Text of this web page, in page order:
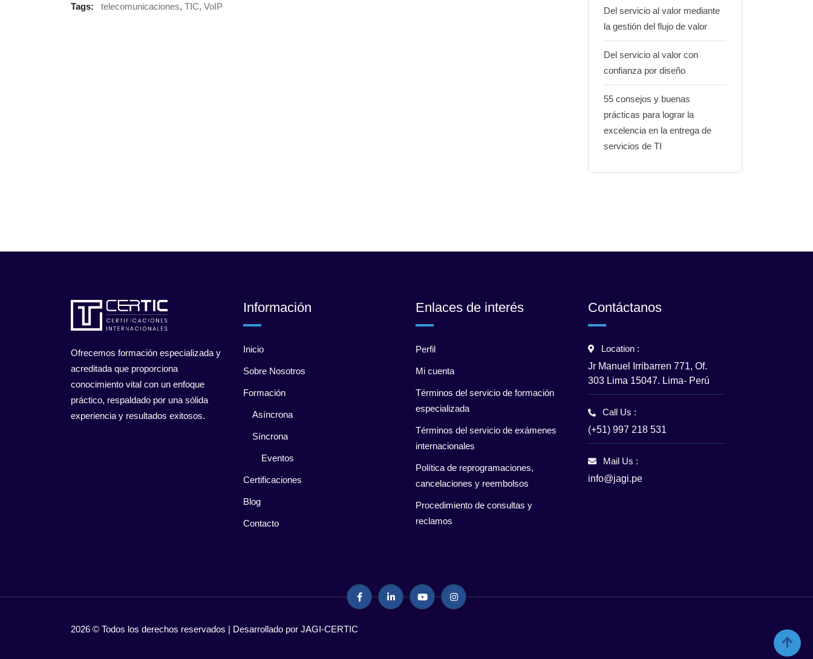
Tags: telecomunicaciones, TIC, VoIP
Del servicio al valor mediante
la gestión del flujo de valor
Del servicio al valor con
confianza por diseño
55 consejos y buenas
prácticas para lograr la
excelencia en la entrega de
servicios de TI
Ofrecemos formación especializada y
acreditada que proporciona
conocimiento vital con un enfoque
práctico, respaldado por una sólida
experiencia y resultados exitosos.
Información
Inicio
Sobre Nosotros
Formación
Asíncrona
Síncrona
Eventos
Certificaciones
Blog
Contacto
Enlaces de interés
Perfil
Mi cuenta
Términos del servicio de formación
especializada
Términos del servicio de exámenes
internacionales
Política de reprogramaciones,
cancelaciones y reembolsos
Procedimiento de consultas y
reclamos
Contáctanos
Location :
Jr Manuel Irribarren 771, Of.
303 Lima 15047. Lima- Perú
Call Us :
(+51) 997 218 531
Mail Us :
info@jagi.pe
2026 © Todos los derechos reservados | Desarrollado por JAGI-CERTIC